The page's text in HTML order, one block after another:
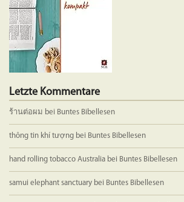
Letzte Kommentare
ร้านต่อผม bei Buntes Bibellesen
thông tin khí tượng bei Buntes Bibellesen
hand rolling tobacco Australia bei Buntes Bibellesen
samui elephant sanctuary bei Buntes Bibellesen